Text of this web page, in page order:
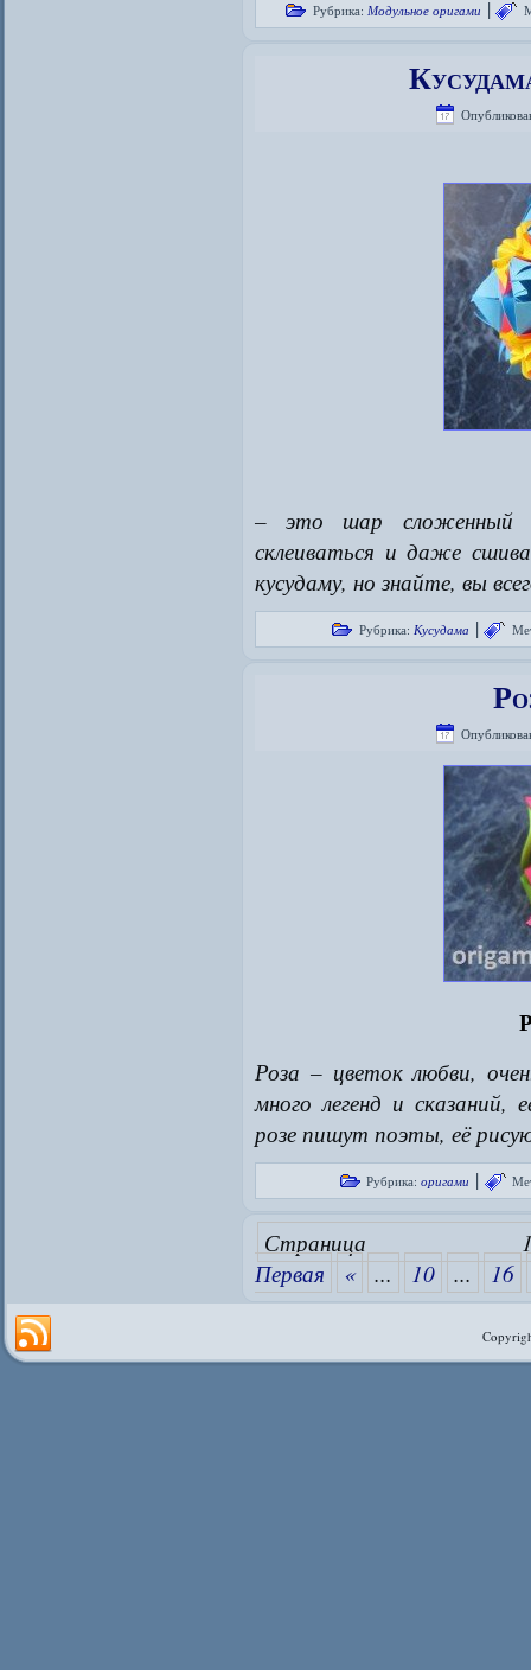
Рубрика: Модульное оригами |
– это шар сложенный
склеиваться и даже
кусудаму, но знайте, вы
Рубрика: Кусудама |
Роза – цветок любви,
много легенд и
розе пишут поэты, её
Рубрика: оригами |
Первая
« ... 10 ... 16